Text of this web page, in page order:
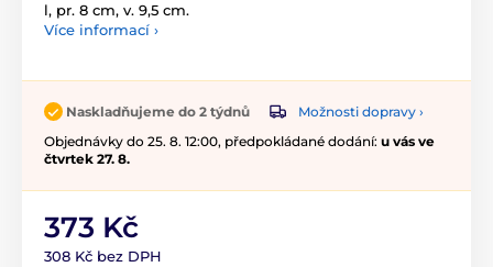
l, pr. 8 cm, v. 9,5 cm.
Více informací ›
Naskladňujeme do 2 týdnů
Možnosti dopravy ›
Objednávky do 25. 8. 12:00, předpokládané dodání: u vás ve
čtvrtek 27. 8.
373 Kč
308 Kč bez DPH